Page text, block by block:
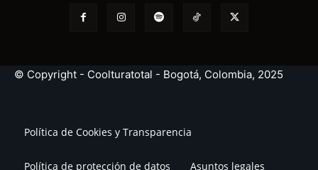
© Copyright - Coolturatotal - Bogotá, Colombia, 2025
Política de Cookies y Transparencia
Política de protección de datos Asuntos legales